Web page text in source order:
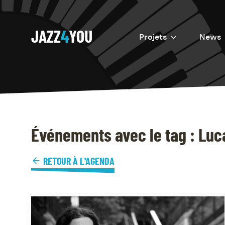
JAZZ4YOU Projets
Introduction
Resurrection
News
Événements avec le tag :
RETOUR À L'AGENDA